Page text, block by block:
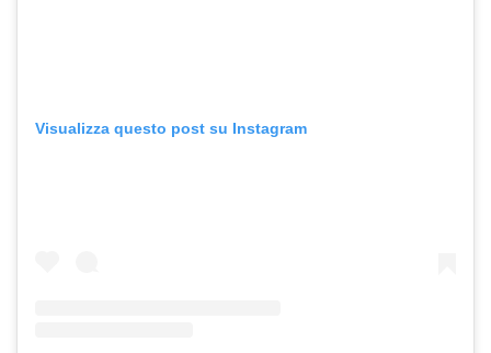
Visualizza questo post su Instagram